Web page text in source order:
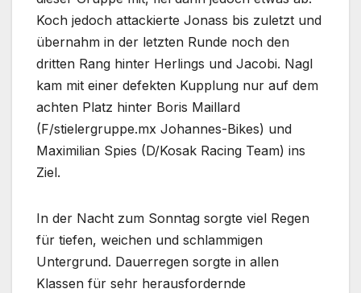
Koch jedoch attackierte Jonass bis zuletzt und
übernahm in der letzten Runde noch den
dritten Rang hinter Herlings und Jacobi. Nagl
kam mit einer defekten Kupplung nur auf dem
achten Platz hinter Boris Maillard
(F/stielergruppe.mx Johannes-Bikes) und
Maximilian Spies (D/Kosak Racing Team) ins
Ziel.
In der Nacht zum Sonntag sorgte viel Regen
für tiefen, weichen und schlammigen
Untergrund. Dauerregen sorgte in allen
Klassen für sehr herausfordernde